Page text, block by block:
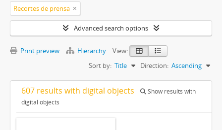
Recortes de prensa
Advanced search options
Print preview Hierarchy
View:
Sort by: Title Direction: Ascending
607 results with digital objects
Show results with
digital objects